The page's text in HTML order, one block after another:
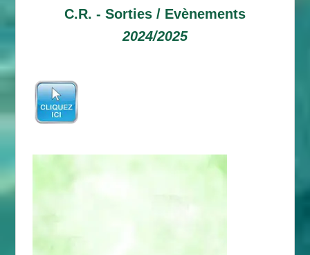
C.R. - Sorties / Evènements
2024/2025